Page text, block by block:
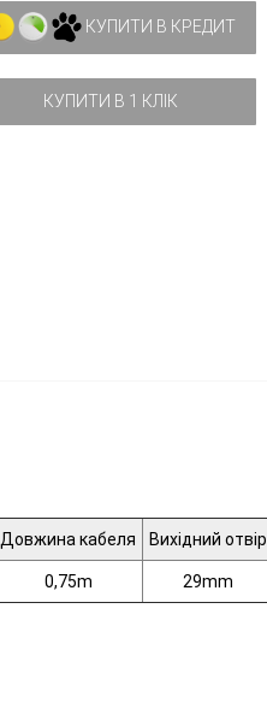
КУПИТИ В КРЕДИТ
КУПИТИ В 1 КЛІК
Довжина кабеля Вихідний отвір
0,75m 29mm